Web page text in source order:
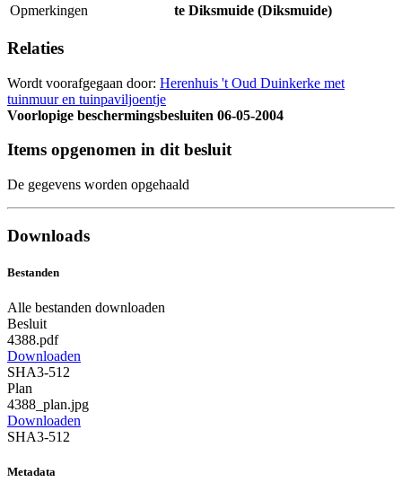
Opmerkingen
te Diksmuide (Diksmuide)
Relaties
Wordt voorafgegaan door: Herenhuis 't Oud Duinkerke met
tuinmuur en tuinpaviljoentje
Voorlopige beschermingsbesluiten 06-05-2004
Items opgenomen in dit besluit
De gegevens worden opgehaald
Downloads
Bestanden
Alle bestanden downloaden
Besluit
4388.pdf
Downloaden
SHA3-512
Plan
4388_plan.jpg
Downloaden
SHA3-512
Metadata